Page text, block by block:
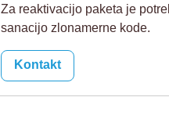
Za reaktivacijo paketa je
sanacijo zlonamerne kode.
Kontakt